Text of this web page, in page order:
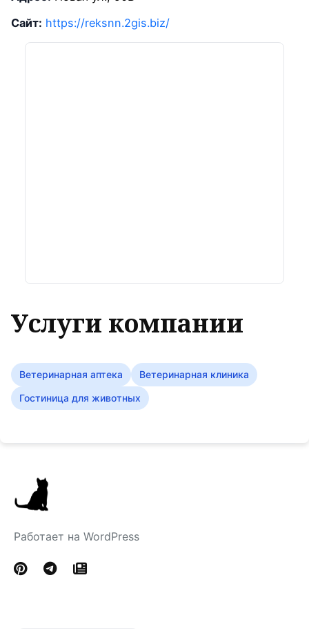
Сайт: https://reksnn.2gis.biz/
Услуги компании
Ветеринарная аптека
Ветеринарная клиника
Гостиница для животных
Работает на WordPress